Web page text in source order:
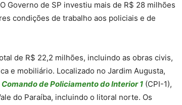
Governo de SP investiu mais de R$ 28 milhões
condições de trabalho aos policiais e de
de R$ 22,2 milhões, incluindo as obras civis,
e mobiliário. Localizado no Jardim Augusta,
Comando de Policiamento do Interior 1 (CPI-1),
do Paraíba, incluindo o litoral norte. Os